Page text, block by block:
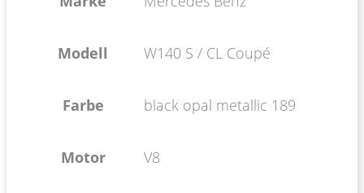
Modell W140 S / CL Coupé
Farbe black opal metallic 189
Motor V8